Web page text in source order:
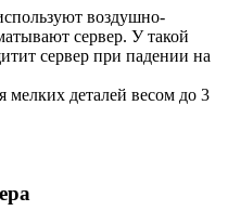
воздушно-
сервер. У такой
сервер при падении на
мелких деталей весом до 3